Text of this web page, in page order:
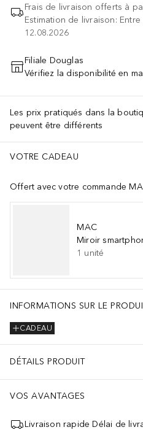
Frais de livraison offerts à
Estimation de livraison:
12.08.2026
AJOUTER
Filiale Douglas
Vérifiez la disponibilité en
Les prix pratiqués dans la
peuvent être différents
VOTRE CADEAU
Offert avec votre commande
MAC
Miroir
1 unité
INFORMATIONS SUR LE
CADEAU
DÉTAILS PRODUIT
VOS AVANTAGES
Livraison rapide Délai de